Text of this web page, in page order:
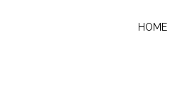
HOME